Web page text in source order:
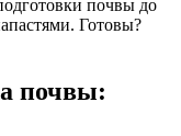
почвы до
Готовы?
почвы: